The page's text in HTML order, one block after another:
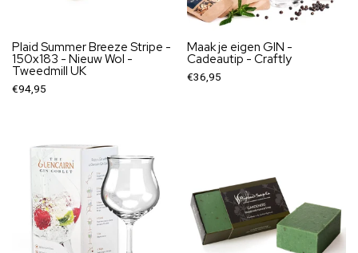
Plaid Summer Breeze Stripe -
150x183 - Nieuw Wol -
Tweedmill UK
€94,95
Maak je eigen GIN -
Cadeautip - Craftly
€36,95